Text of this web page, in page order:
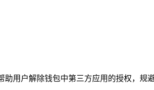
用户解除钱包中第三方应用的授权，